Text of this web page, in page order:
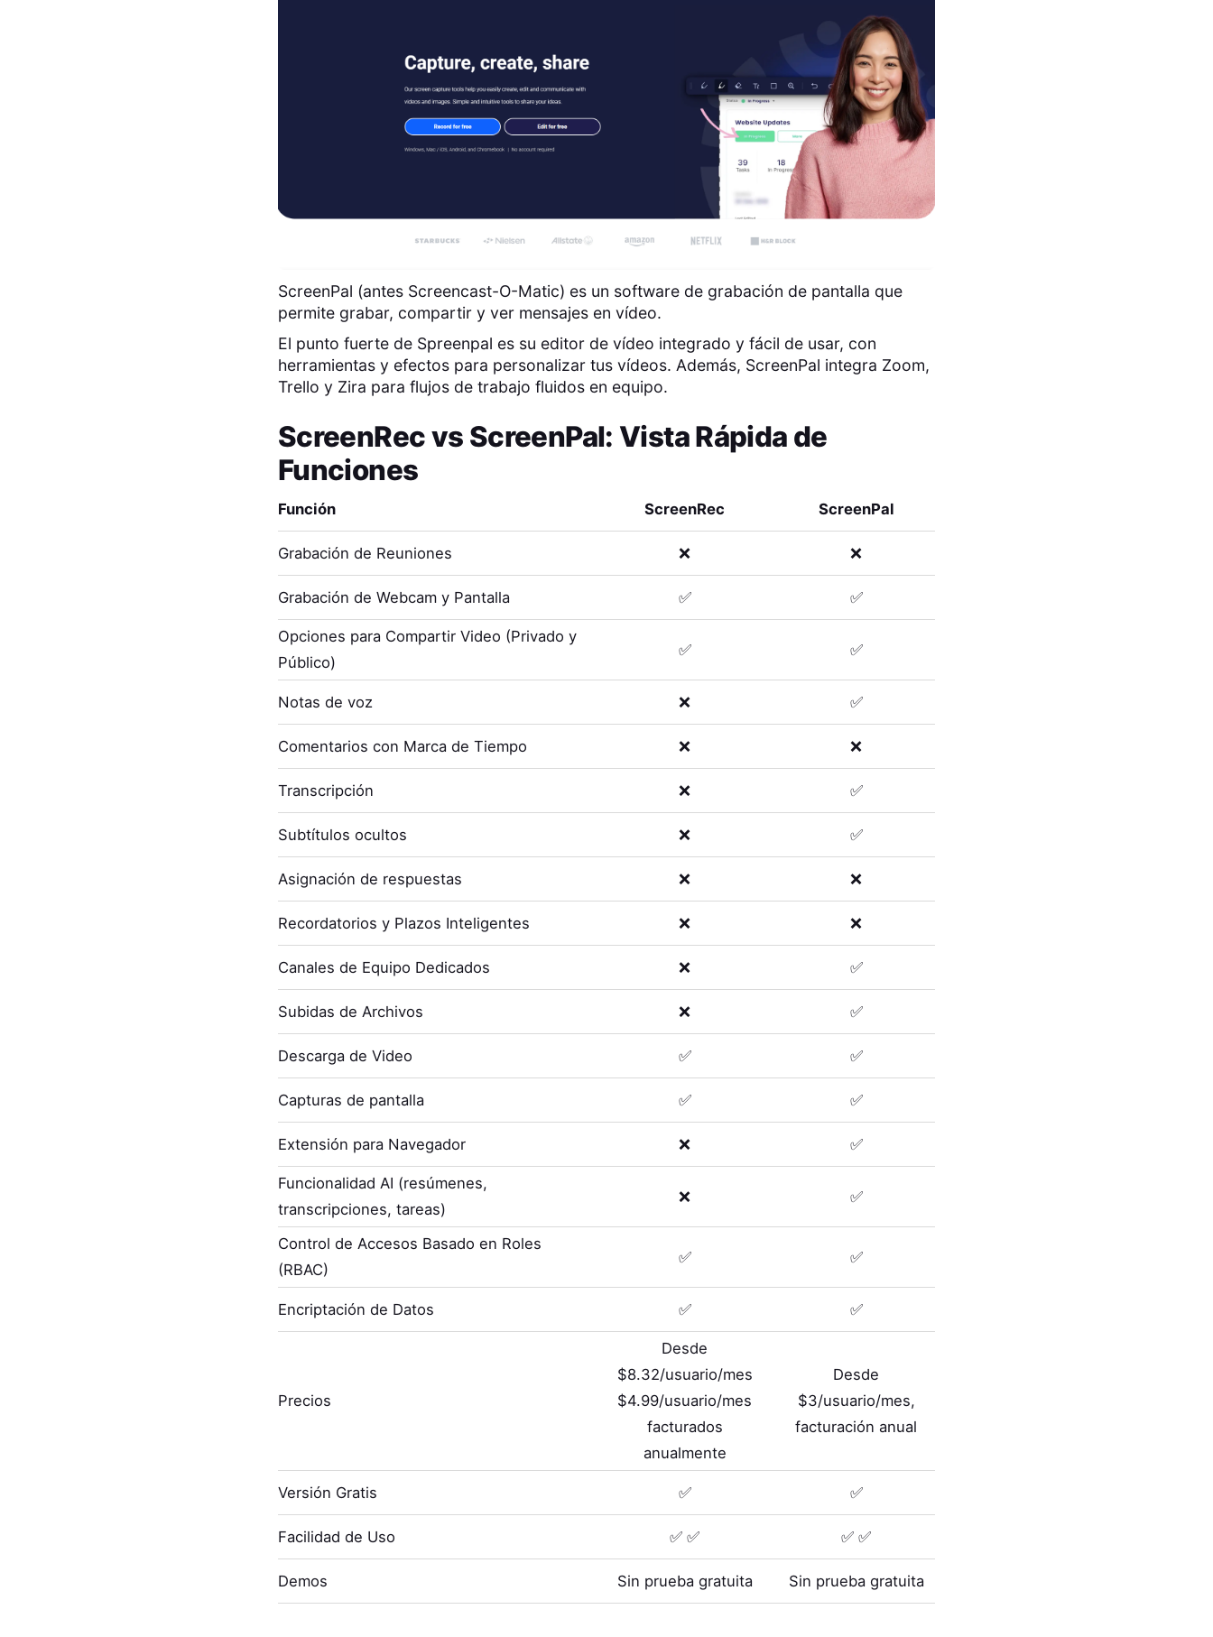
ScreenPal (antes Screencast-O-Matic) es un software de grabación de pantalla que
permite grabar, compartir y ver mensajes en vídeo.
El punto fuerte de Spreenpal es su editor de vídeo integrado y fácil de usar, con
herramientas y efectos para personalizar tus vídeos. Además, ScreenPal integra Zoom,
Trello y Zira para flujos de trabajo fluidos en equipo.
ScreenRecvs ScreenPal: Vista Rápida de
Funciones
Función ScreenRec ScreenPal
Grabación de Reuniones ❌ ❌
Grabación de Webcam y Pantalla ✅ ✅
Opciones para Compartir Video (Privado y
Público)
✅ ✅
Notas de voz ❌ ✅
Comentarios con Marca de Tiempo ❌ ❌
Transcripción ❌ ✅
Subtítulos ocultos ❌ ✅
Asignación de respuestas ❌ ❌
Recordatorios y Plazos Inteligentes ❌ ❌
Canales de Equipo Dedicados ❌ ✅
Subidas de Archivos ❌ ✅
Descarga de Video ✅ ✅
Capturas de pantalla ✅ ✅
Extensión para Navegador ❌ ✅
Funcionalidad AI (resúmenes,
transcripciones, tareas)
❌ ✅
Control de Accesos Basado en Roles
(RBAC)
✅ ✅
Encriptación de Datos ✅ ✅
Precios
Desde
$8.32/usuario/mes
$4.99/usuario/mes
facturados
anualmente
Desde
$3/usuario/mes,
facturación anual
Versión Gratis ✅ ✅
Facilidad de Uso ✅ ✅ ✅ ✅
Demos Sin prueba gratuita Sin prueba gratuita